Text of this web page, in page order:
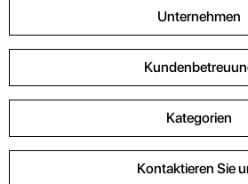
Unternehmen
Kategorien
Kontaktieren Sie